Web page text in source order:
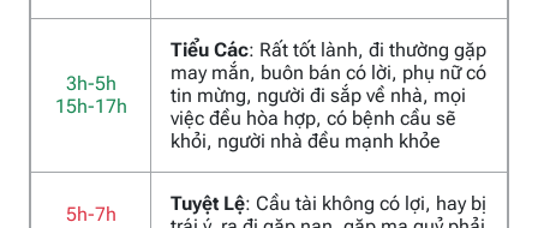
3h-5h
15h-17h
Tiểu Các: Rất tốt lành, đi thường gặp
may mắn, buôn bán có lời, phụ nữ có
tin mừng, người đi sắp về nhà, mọi
việc đều hòa hợp, có bệnh cầu sẽ
khỏi, người nhà đều mạnh khỏe
5h-7h
Tuyệt Lệ: Cầu tài không có lợi, hay bị